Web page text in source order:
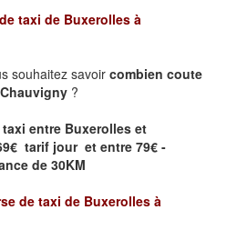
taxi de Buxerolles à
souhaitez savoir combien coute
?
entre Buxerolles et
tarif jour et entre 79€ -
de 30KM
de taxi de Buxerolles à